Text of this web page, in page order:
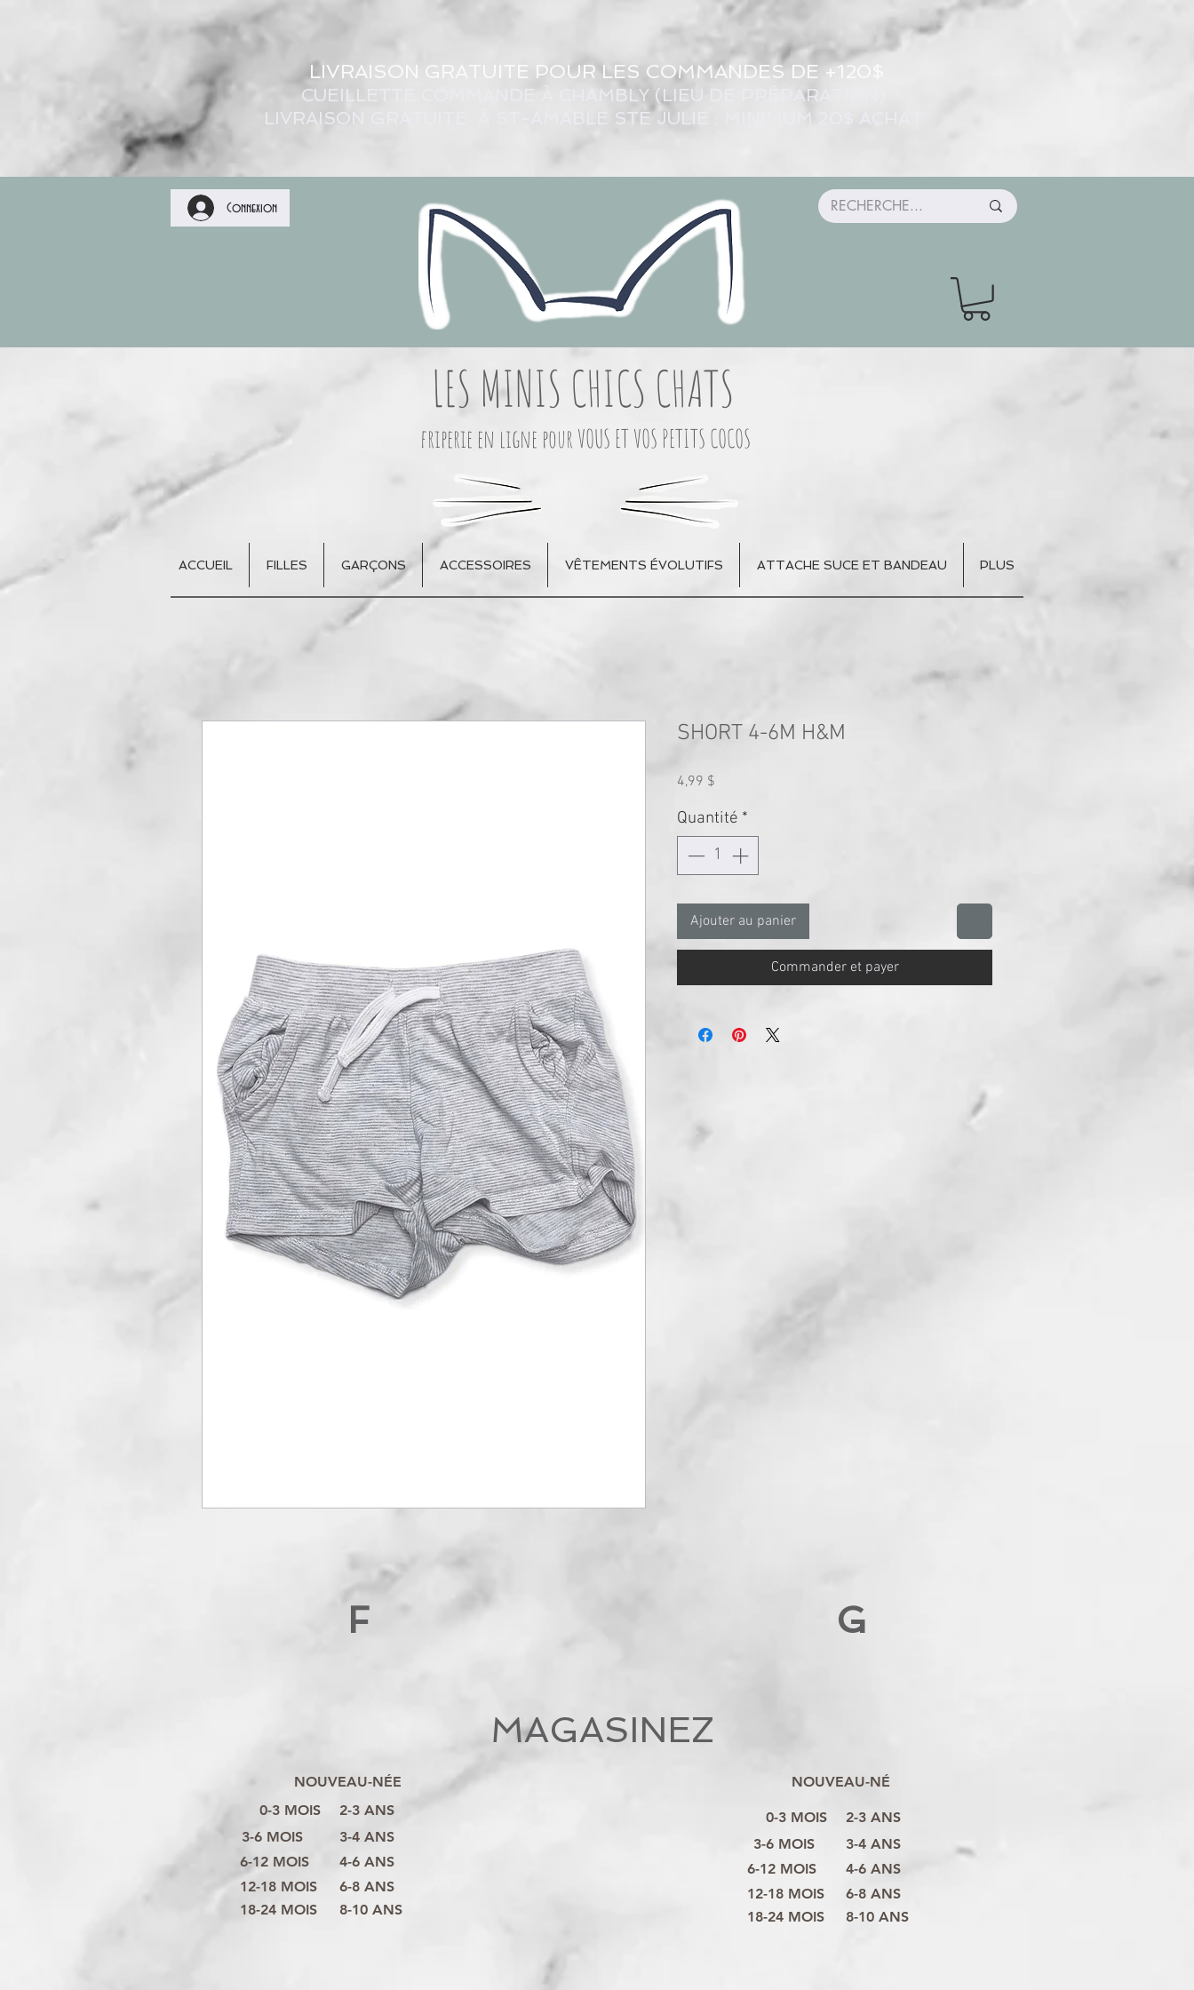
LIVRAISON GRATUITE POUR LES COMMANDES DE +120$
CUEILLETTE COMMANDE À CHAMBLY (LIEU DE PRÉPARATION)
LIVRAISON GRATUITE À ST-AMABLE STE JULIE : MINIMUM 20$ ACHAT
Connexion
LES MINIS CHICS CHATS
friperie en ligne pour VOUS ET VOS PETITS COCOS
ACCUEIL FILLES GARÇONS ACCESSOIRES VÊTEMENTS ÉVOLUTIFS ATTACHE SUCE ET BANDEAU PLUS
SHORT 4-6M H&M
4,99 $
Quantité *
Ajouter au panier
Commander et payer
F
8-10 ANS
6-8 ANS
4-6 ANS
3-4 ANS
2-3 ANS
NOUVEAU-NÉE
0-3 MOIS
6-12 MOIS
12-18 MOIS
18-24 MOIS
3-6 MOIS
MAGASINEZ
G
NOUVEAU-NÉ
0-3 MOIS
6-12 MOIS
12-18 MOIS
18-24 MOIS
3-6 MOIS
8-10 ANS
6-8 ANS
4-6 ANS
3-4 ANS
2-3 ANS